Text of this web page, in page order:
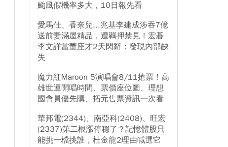
颱風假機率多大，10日報先看
愛馬仕、香奈兒...兆基李建成涉吞7億
送前妻滿屋精品，遭羈押禁見！宏碁
李文詳當董座才2天閃辭：發現內部缺
失
魔力紅Maroon 5演唱會8/11搶票！高
雄世運開唱時間、票價座位圖、理想
國會員優先購、拓元售票資訊一次看
華邦電(2344)、南亞科(2408)、旺宏
(2337)第二根漲停穩了？記憶體股只
能挑一檔挑誰，杜金龍2理由喊選它